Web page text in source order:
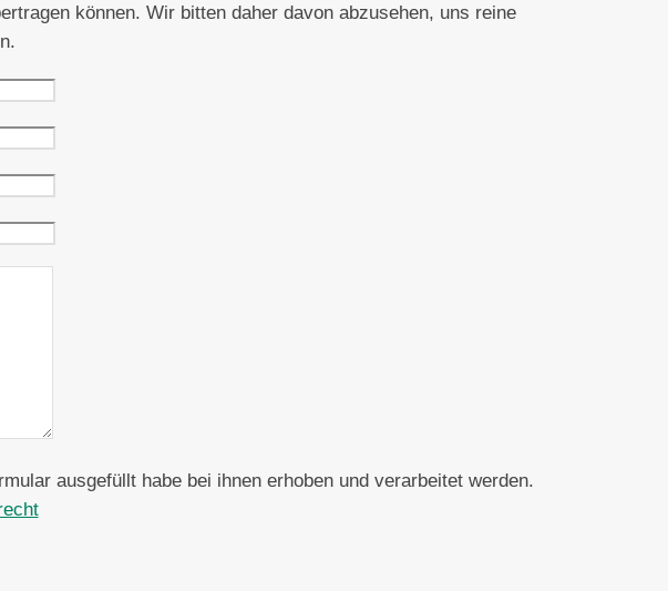
können. Wir bitten daher davon abzusehen, uns reine
ausgefüllt habe bei ihnen erhoben und verarbeitet werden.